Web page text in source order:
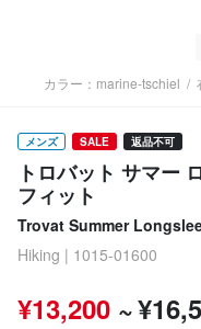
カラー：marine-tschiel /
メンズ SALE 返品不可
トロバット サマー
フィット
Trovat Summer
Hiking | 1015-01600
¥13,200 ~